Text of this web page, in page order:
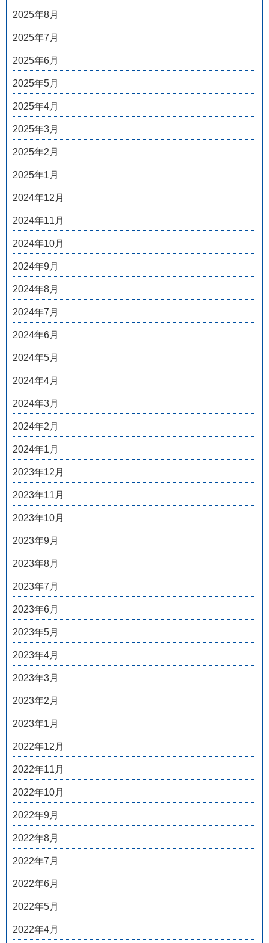
2025年8月
2025年7月
2025年6月
2025年5月
2025年4月
2025年3月
2025年2月
2025年1月
2024年12月
2024年11月
2024年10月
2024年9月
2024年8月
2024年7月
2024年6月
2024年5月
2024年4月
2024年3月
2024年2月
2024年1月
2023年12月
2023年11月
2023年10月
2023年9月
2023年8月
2023年7月
2023年6月
2023年5月
2023年4月
2023年3月
2023年2月
2023年1月
2022年12月
2022年11月
2022年10月
2022年9月
2022年8月
2022年7月
2022年6月
2022年5月
2022年4月